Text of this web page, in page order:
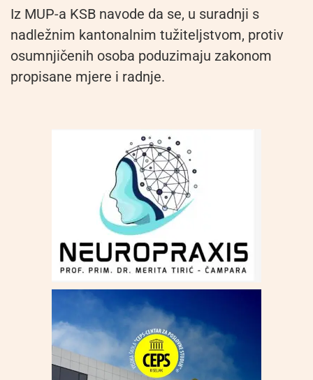
Iz MUP-a KSB navode da se, u suradnji s
nadležnim kantonalnim tužiteljstvom, protiv
osumnjičenih osoba poduzimaju zakonom
propisane mjere i radnje.